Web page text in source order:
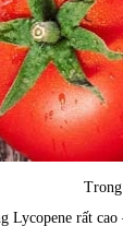
Lycopene rất